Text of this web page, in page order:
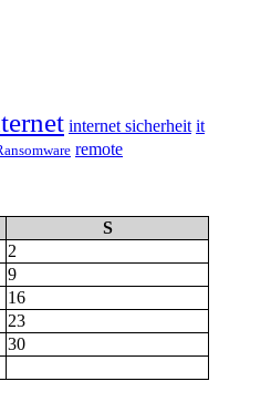
internet sicherheit it
remote
S
2
9
16
23
30